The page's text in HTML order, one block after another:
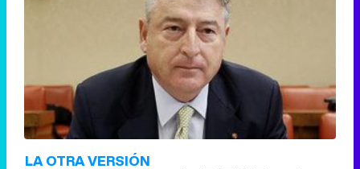
LA OTRA VERSIÓN